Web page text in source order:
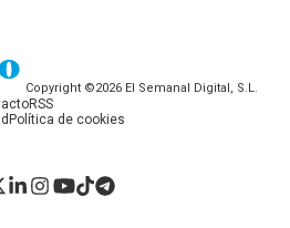
Copyright ©2026 El Semanal Digital, S.L.
RSS
Política de cookies
Twitter
LinkedIn
Instagram
YouTube
TikTok
Telegram